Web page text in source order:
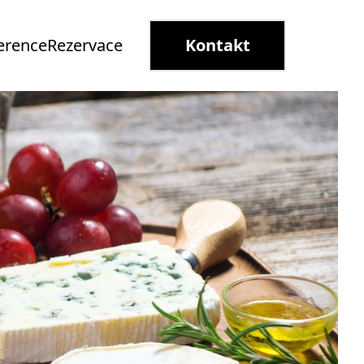
Rezervace Kontakt